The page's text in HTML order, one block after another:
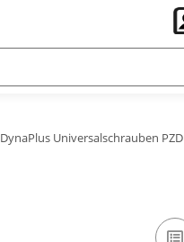
DynaPlus Universalschrauben PZD